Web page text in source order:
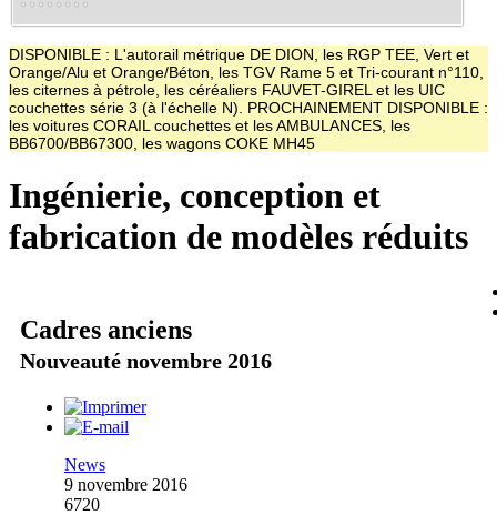
DISPONIBLE : L'autorail métrique DE DION, les RGP TEE, Vert et
Orange/Alu et Orange/Béton, les TGV Rame 5 et Tri-courant n°110,
les citernes à pétrole, les céréaliers FAUVET-GIREL et les UIC
couchettes série 3 (à l'échelle N). PROCHAINEMENT DISPONIBLE :
les voitures CORAIL couchettes et les AMBULANCES, les
BB6700/BB67300, les wagons COKE MH45
Ingénierie, conception et
fabrication de modèles réduits
Cadres anciens
Nouveauté novembre 2016
News
9 novembre 2016
6720